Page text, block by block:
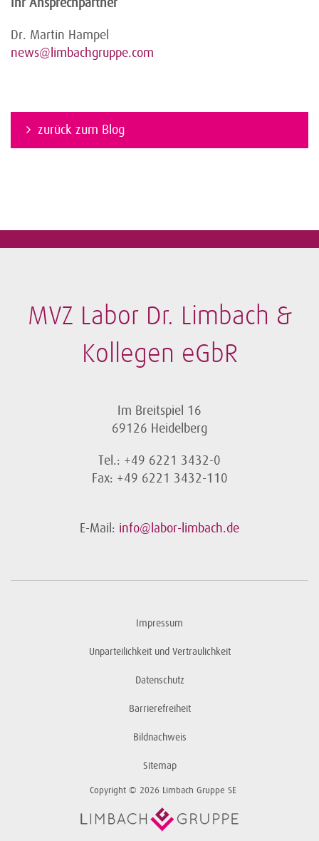
Dr. Martin Hampel
news@limbachgruppe.com
zurück zum Blog
MVZ Labor Dr. Limbach &
Kollegen eGbR
Im Breitspiel 16
69126 Heidelberg
Tel.: +49 6221 3432-0
Fax: +49 6221 3432-110
E-Mail: info@labor-limbach.de
Impressum
Unparteilichkeit und Vertraulichkeit
Datenschutz
Barrierefreiheit
Bildnachweis
Sitemap
Copyright © 2026 Limbach Gruppe SE